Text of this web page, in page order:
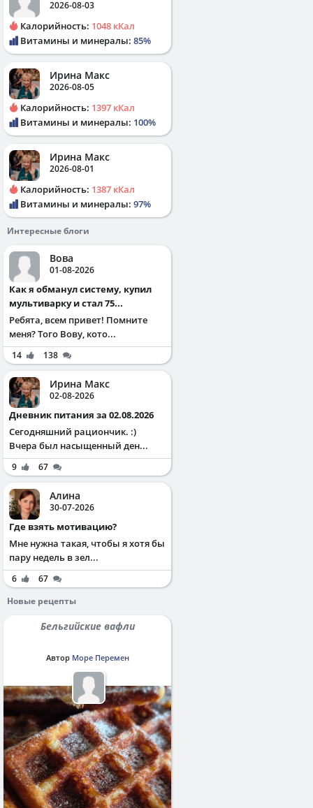
2026-08-03
Калорийность: 1048 кКал
Витамины и минералы: 85%
Ирина Макс
2026-08-05
Калорийность: 1397 кКал
Витамины и минералы: 100%
Ирина Макс
2026-08-01
Калорийность: 1387 кКал
Витамины и минералы: 97%
Интересные блоги
Вова
01-08-2026
Как я обманул систему, купил
мультиварку и стал 75...
Ребята, всем привет! Помните
меня? Того Вову, кото...
14 138
Ирина Макс
02-08-2026
Дневник питания за 02.08.2026
Сегодняшний рациончик. :)
Вчера был насыщенный ден...
9 67
Алина
30-07-2026
Где взять мотивацию?
Мне нужна такая, чтобы я хотя бы
пару недель в зел...
6
67
Новые рецепты
Бельгийские вафли
Автор Море Перемен